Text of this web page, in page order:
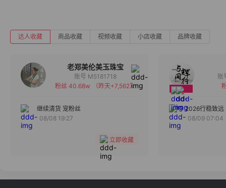
达人收藏 商品收藏 视频收藏 小店收藏 品牌收藏
老郑美伦美玉珠宝
备注
账号 M5181718
粉丝 40.68w
（昨天+7,562）
继续清货 宠粉丝
08/08 19:27
立即收藏
2026行稳致远
08/09 07:04